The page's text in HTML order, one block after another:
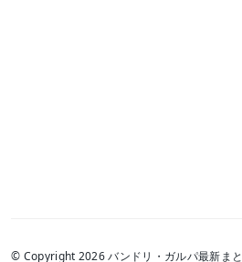
© Copyright 2026 バンドリ・ガルパ最新ま